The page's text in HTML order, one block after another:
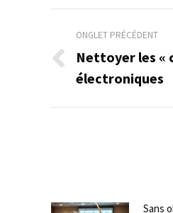
Navigation
de
commentaire
ONGLET PRÉCÉDENT
Onglet
précédent
Nettoyer les «
électroniques
Sans